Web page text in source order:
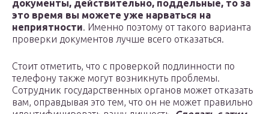
документы, действительно, поддельные, то за
это время вы можете уже нарваться на
неприятности. Именно поэтому от такого варианта
проверки документов лучше всего отказаться.
Стоит отметить, что с проверкой подлинности по
телефону также могут возникнуть проблемы.
Сотрудник государственных органов может отказать
вам, оправдывая это тем, что он не может правильно